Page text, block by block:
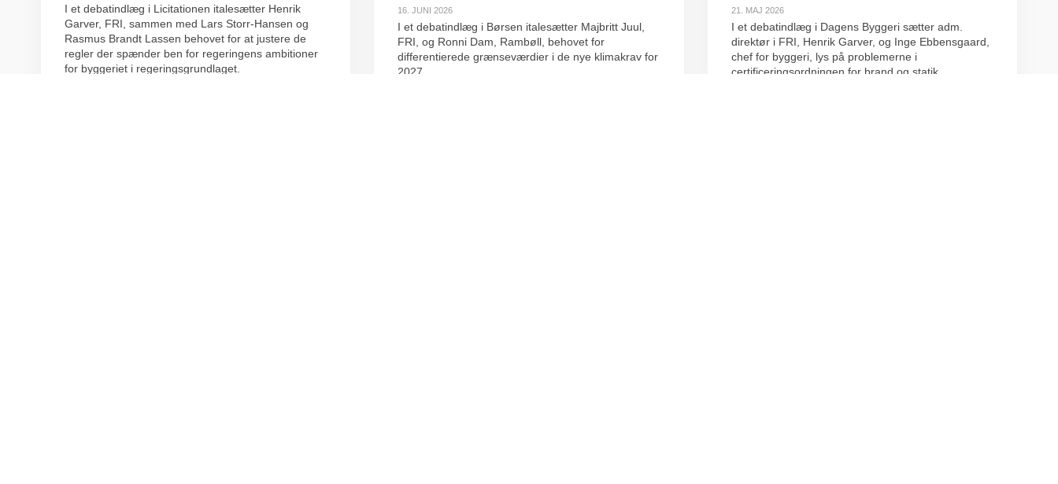
I et debatindlæg i Licitationen italesætter Henrik
Garver, FRI, sammen med Lars Storr-Hansen og
Rasmus Brandt Lassen behovet for at justere de
regler der spænder ben for regeringens ambitioner
for byggeriet i regeringsgrundlaget.
16. JUNI 2026
I et debatindlæg i Børsen italesætter Majbritt Juul,
FRI, og Ronni Dam, Rambøll, behovet for
differentierede grænseværdier i de nye klimakrav for
2027
21. MAJ 2026
I et debatindlæg i Dagens Byggeri sætter adm.
direktør i FRI, Henrik Garver, og Inge Ebbensgaard,
chef for byggeri, lys på problemerne i
certificeringsordningen for brand og statik.